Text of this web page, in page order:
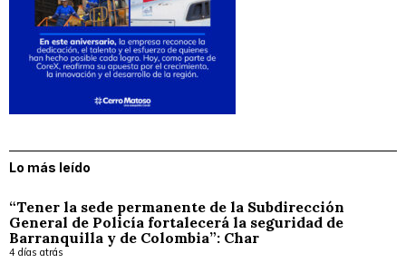
Lo más leído
“Tener la sede permanente de la Subdirección
General de Policía fortalecerá la seguridad de
Barranquilla y de Colombia”: Char
4 días atrás